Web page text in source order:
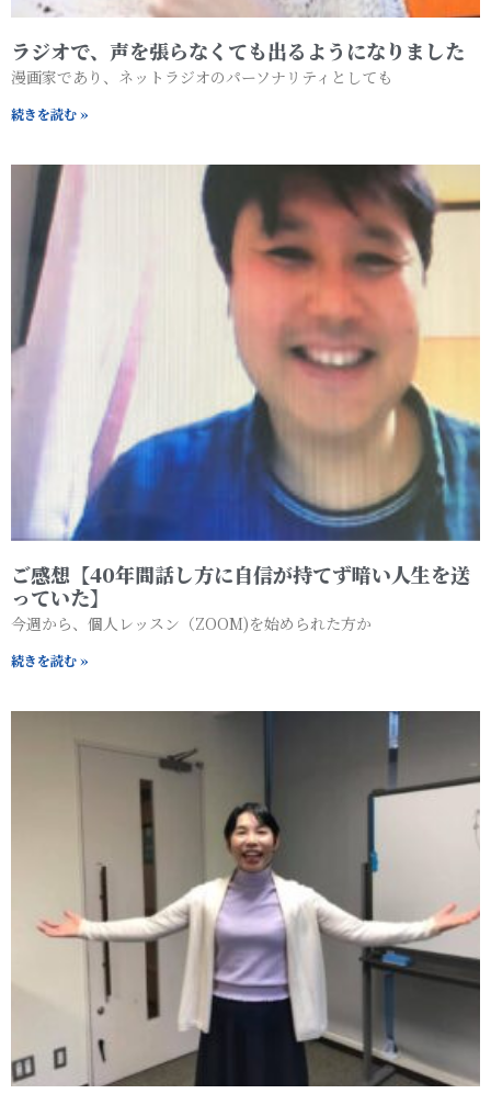
ラジオで、声を張らなくても出るようになりました
漫画家であり、ネットラジオのパーソナリティとしても
続きを読む »
ご感想【40年間話し方に自信が持てず暗い人生を送
っていた】
今週から、個人レッスン（ZOOM)を始められた方か
続きを読む »